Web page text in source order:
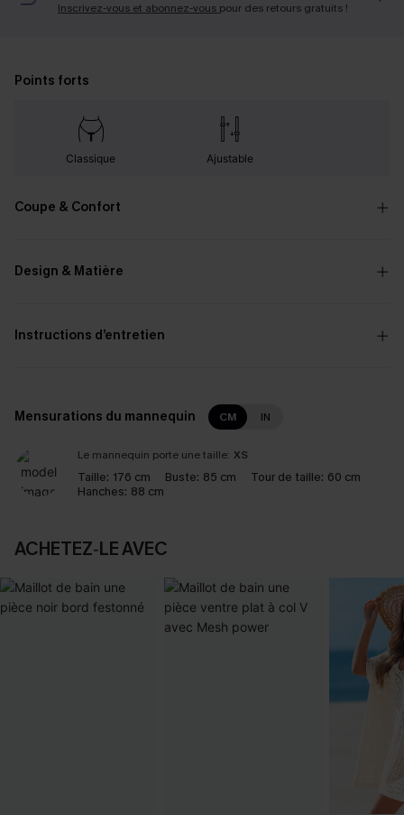
Inscrivez-vous et abonnez-vous pour des retours gratuits !
Points forts
Classique Ajustable
Coupe & Confort
Design & Matière
Instructions d’entretien
Mensurations du mannequin CM IN
Le mannequin porte une taille: XS
Taille: 176 cm Buste: 85 cm Tour de taille: 60 cm
Hanches: 88 cm
ACHETEZ‑LE AVEC